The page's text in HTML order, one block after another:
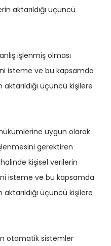
aktarıldığı üçüncü
işlenmiş olması
isteme ve bu kapsamda
üçüncü kişilere
uygun olarak
gerektiren
kişisel verilerin
isteme ve bu kapsamda
üçüncü kişilere
otomatik sistemler